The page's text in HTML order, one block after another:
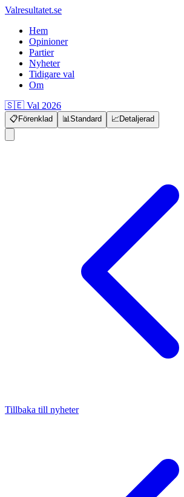
Valresultatet.se
Hem
Opinioner
Partier
Nyheter
Tidigare val
Om
🇸🇪 Val 2026
📋 Förenklad 📊Standard 📈Detaljerad
Tillbaka till nyheter